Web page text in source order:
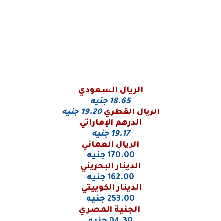
الريال السعودي
18.65 جنيه
الريال القطري 19.20 جنيه
الدرهم الإماراتي
19.17 جنيه
الريال العماني
170.00 جنيه
الدينار البحريني
162.00 جنيه
الدينار الكوييتي
253.00 جنيه
الجنية المصري